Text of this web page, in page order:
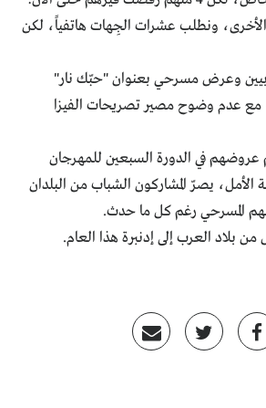
ونطلب عشرات الجِهات هاتفياً، لكن
وعرض مسرحي بعنوان "حبّك نار"
مع عدم وضوح مصير تصريحات الفيزا
في الدورة السبعين للمهرجان
الأمل، يصرّ المشاركون الشباب من البلدان
المسرحي رغم كل ما حدث.
بلاد العرب إلى إدنبرة هذا العام.